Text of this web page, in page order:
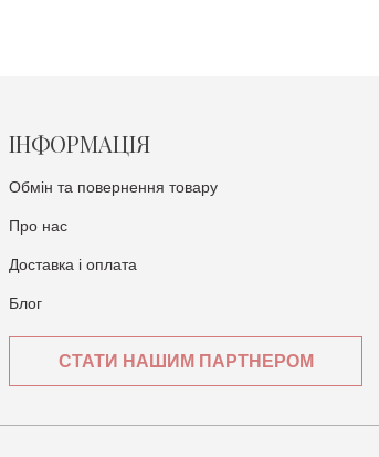
ІНФОРМАЦІЯ
Обмін та повернення товару
Про нас
Доставка i оплата
Блог
СТАТИ НАШИМ ПАРТНЕРОМ